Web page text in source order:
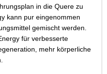
in die Quere zu
kann pur eingenommen
gemischt werden.
für verbesserte
mehr körperliche